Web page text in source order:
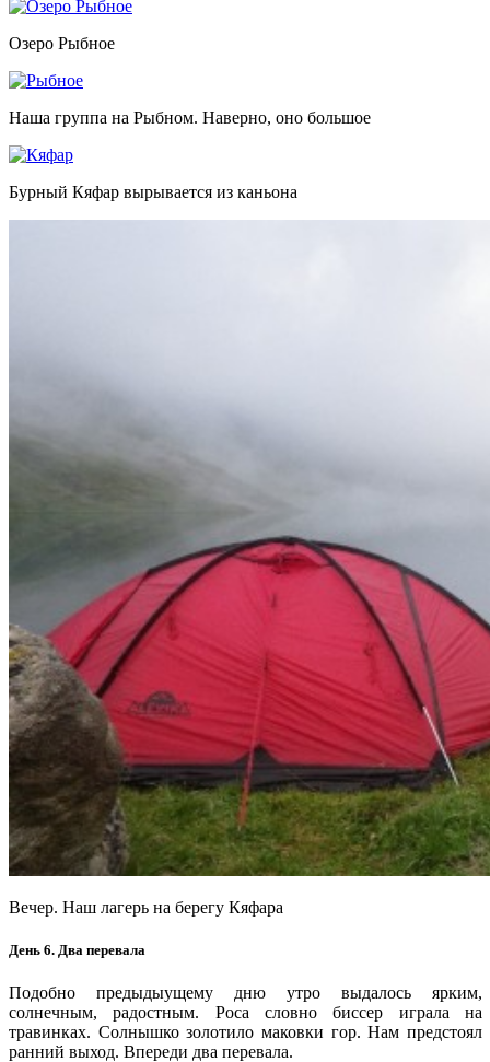
Озеро Рыбное
Наша группа на Рыбном. Наверно, оно большое
Бурный Кяфар вырывается из каньона
Вечер. Наш лагерь на берегу Кяфара
День 6. Два перевала
Подобно предыдыущему дню утро выдалось ярким,
солнечным, радостным. Роса словно биссер играла на
травинках. Солнышко золотило маковки гор. Нам предстоял
ранний выход. Впереди два перевала.